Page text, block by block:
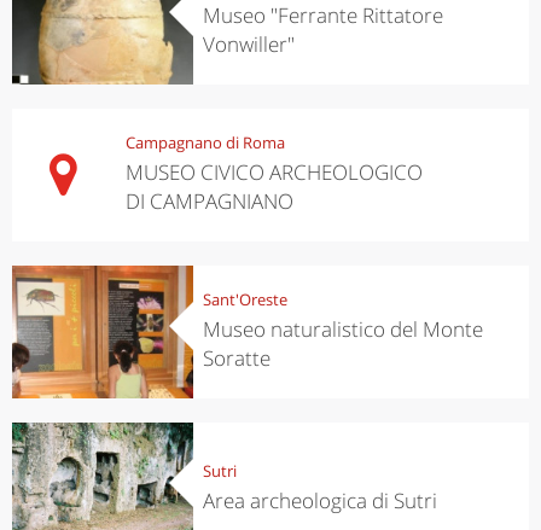
Museo "Ferrante Rittatore
Vonwiller"
Campagnano di Roma
MUSEO CIVICO ARCHEOLOGICO
DI CAMPAGNIANO
Sant'Oreste
Museo naturalistico del Monte
Soratte
Sutri
Area archeologica di Sutri